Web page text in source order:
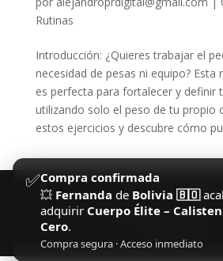
✅Compra confirmada
💥 Fernanda de Bolivia 🇧🇴
adquirir Cuerpo Élite –
Cero.
Compra segura · Acceso inmediato
Rutinas
Introducción: ¿Quieres trabajar el
necesidad de pesas ni equipo? Esta
es perfecta para fortalecer y definir
utilizando solo el peso de tu propio
estos ejercicios y descubre cómo
Diseñado porElegant Themes|